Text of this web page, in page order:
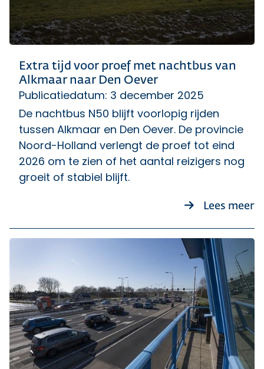
Extra tijd voor proef met nachtbus van
Alkmaar naar Den Oever
Publicatiedatum: 3 december 2025
De nachtbus N50 blijft voorlopig rijden
tussen Alkmaar en Den Oever. De provincie
Noord-Holland verlengt de proef tot eind
2026 om te zien of het aantal reizigers nog
groeit of stabiel blijft.
Lees meer